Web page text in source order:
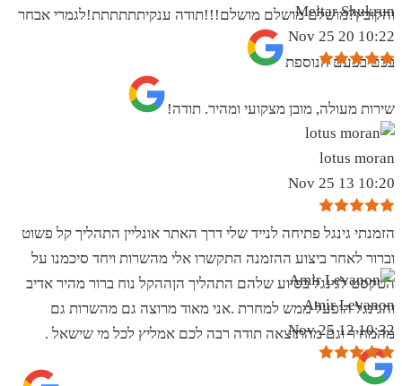
והקובץ?מושלם מושלם מושלם!!!תודה ענקיתתתתתת!לגמרי אבחר
בכם בפעם הנוספת
Meitar Shukrun
10:22 20 Nov 25
שירות מעולה, מובן מצקועי ומהיר. תודה!
lotus moran
10:20 13 Nov 25
הזמנתי גינגל פתיחה לנייד שלי דרך האתר אונליין התהליך קל פשוט
וברור לאחר ביצוע ההזמנה התקשרו אלי מהשרות ויחד סיכמנו על
הטקסט לגינגל בסיוע שלהם התהליך הןההקל נוח ברור מהיר אדיב
והגינגל הופעל ממש למחרת .אני מאוד מרוצה גם מהשרות גם
מהמחיר וגם מהתוצאה תודה רבה לכם אמליץ לכל מי שישאל .
Amir Levanon
10:32 12 Nov 25